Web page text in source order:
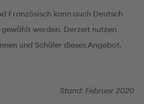
Französisch kann auch Deutsch
werden. Derzeit nutzen
und Schüler dieses Angebot.
Stand: Februar 2020